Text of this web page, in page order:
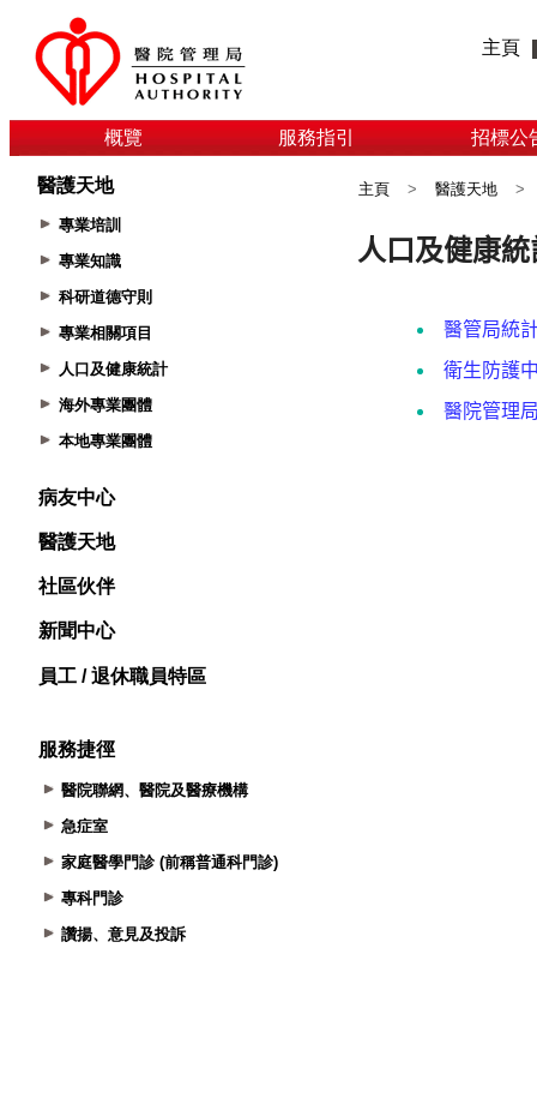
主頁
概覽 服務指引 招標公
醫護天地
專業培訓
專業知識
科研道德守則
專業相關項目
人口及健康統計
海外專業團體
本地專業團體
病友中心
醫護天地
社區伙伴
新聞中心
員工 / 退休職員特區
服務捷徑
醫院聯網、醫院及醫療機構
急症室
家庭醫學門診 (前稱普通科門診)
專科門診
讚揚、意見及投訴
主頁 > 醫護天地 >